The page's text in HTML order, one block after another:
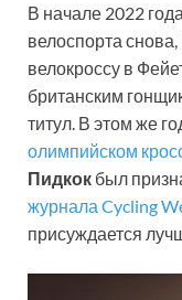
В начале 2022
велоспорта
велокроссу в
британским
титул. В этом же
олимпийском
Пидкок был
журнала Cycling
присуждается